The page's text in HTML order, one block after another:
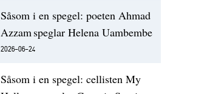
Såsom i en spegel: poeten Ahmad
Azzam speglar Helena Uambembe
2026-06-24
Såsom i en spegel: cellisten My